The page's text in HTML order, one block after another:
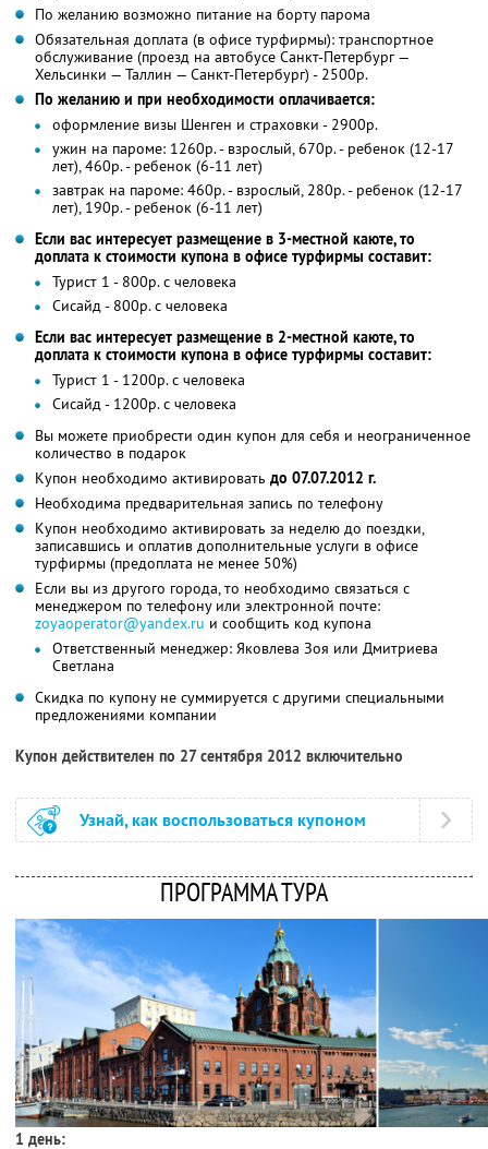
По желанию возможно питание на борту парома
Обязательная доплата (в офисе турфирмы): транспортное
обслуживание (проезд на автобусе Санкт-Петербург —
Хельсинки — Таллин — Санкт-Петербург) - 2500р.
По желанию и при необходимости оплачивается:
оформление визы Шенген и страховки - 2900р.
ужин на пароме: 1260р. - взрослый, 670р. - ребенок (12-17
лет), 460р. - ребенок (6-11 лет)
завтрак на пароме: 460р. - взрослый, 280р. - ребенок (12-17
лет), 190р. - ребенок (6-11 лет)
Если вас интересует размещение в 3-местной каюте, то
доплата к стоимости купона в офисе турфирмы составит:
Турист 1 - 800р. с человека
Сисайд - 800р. с человека
Если вас интересует размещение в 2-местной каюте, то
доплата к стоимости купона в офисе турфирмы составит:
Турист 1 - 1200р. с человека
Сисайд - 1200р. с человека
Вы можете приобрести один купон для себя и неограниченное
количество в подарок
Купон необходимо активировать до 07.07.2012 г.
Необходима предварительная запись по телефону
Купон необходимо активировать за неделю до поездки,
записавшись и оплатив дополнительные услуги в офисе
турфирмы (предоплата не менее 50%)
Если вы из другого города, то необходимо связаться с
менеджером по телефону или электронной почте:
zoyaoperator@yandex.ru и сообщить код купона
Ответственный менеджер: Яковлева Зоя или Дмитриева
Светлана
Скидка по купону не суммируется с другими специальными
предложениями компании
Купон действителен по 27 сентября 2012 включительно
Узнай, как воспользоваться купоном
ПРОГРАММА ТУРА
1 день: